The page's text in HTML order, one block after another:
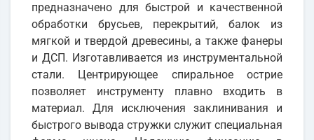
предназначено для быстрой и качественной
обработки брусьев, перекрытий, балок из
мягкой и твердой древесины, а также фанеры
и ДСП. Изготавливается из инструментальной
стали. Центрирующее спиральное острие
позволяет инструменту плавно входить в
материал. Для исключения заклинивания и
быстрого вывода стружки служит специальная